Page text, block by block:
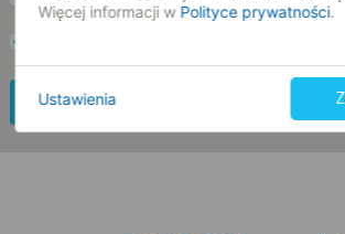
Więcej informacji w Polityce prywatności.
Ustawienia